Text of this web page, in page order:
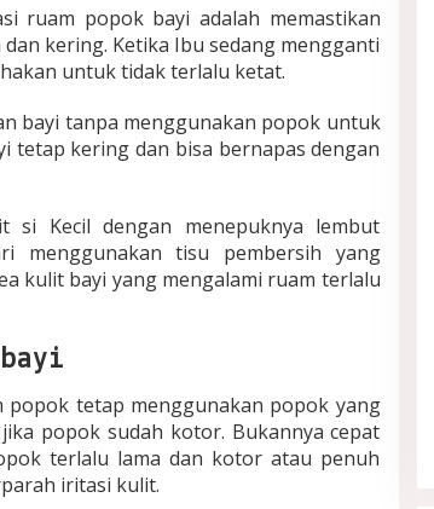
ruam popok bayi adalah memastikan
kering. Ketika Ibu sedang mengganti
untuk tidak terlalu ketat.
bayi tanpa menggunakan popok untuk
tetap kering dan bisa bernapas dengan
si Kecil dengan menepuknya lembut
menggunakan tisu pembersih yang
kulit bayi yang mengalami ruam terlalu
popok tetap menggunakan popok yang
popok sudah kotor. Bukannya cepat
terlalu lama dan kotor atau penuh
iritasi kulit.